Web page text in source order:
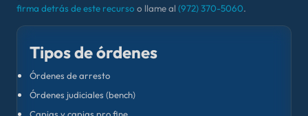
firma detrás de este recurso o llame al (972) 370-5060.
Tipos de órdenes
Órdenes de arresto
Órdenes judiciales (bench)